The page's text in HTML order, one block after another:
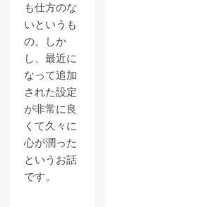
も仕方のな
いというも
の。しか
し、最近に
なって追加
された設定
が非常に良
くて久々に
心が潤った
というお話
です。